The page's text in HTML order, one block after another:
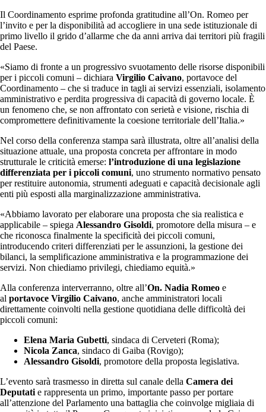
Il Coordinamento esprime profonda gratitudine all’On. Romeo per
l’invito e per la disponibilità ad accogliere in una sede istituzionale di
primo livello il grido d’allarme che da anni arriva dai territori più fragili
del Paese.
«Siamo di fronte a un progressivo svuotamento delle risorse disponibili
per i piccoli comuni – dichiara Virgilio Caivano, portavoce del
Coordinamento – che si traduce in tagli ai servizi essenziali, isolamento
amministrativo e perdita progressiva di capacità di governo locale. È
un fenomeno che, se non affrontato con serietà e visione, rischia di
compromettere definitivamente la coesione territoriale dell’Italia.»
Nel corso della conferenza stampa sarà illustrata, oltre all’analisi della
situazione attuale, una proposta concreta per affrontare in modo
strutturale le criticità emerse: l’introduzione di una legislazione
differenziata per i piccoli comuni, uno strumento normativo pensato
per restituire autonomia, strumenti adeguati e capacità decisionale agli
enti più esposti alla marginalizzazione amministrativa.
«Abbiamo lavorato per elaborare una proposta che sia realistica e
applicabile – spiega Alessandro Gisoldi, promotore della misura – e
che riconosca finalmente la specificità dei piccoli comuni,
introducendo criteri differenziati per le assunzioni, la gestione dei
bilanci, la semplificazione amministrativa e la programmazione dei
servizi. Non chiediamo privilegi, chiediamo equità.»
Alla conferenza interverranno, oltre all’On. Nadia Romeo e
al portavoce Virgilio Caivano, anche amministratori locali
direttamente coinvolti nella gestione quotidiana delle difficoltà dei
piccoli comuni:
Elena Maria Gubetti, sindaca di Cerveteri (Roma);
Nicola Zanca, sindaco di Gaiba (Rovigo);
Alessandro Gisoldi, promotore della proposta legislativa.
L’evento sarà trasmesso in diretta sul canale della Camera dei
Deputati e rappresenta un primo, importante passo per portare
all’attenzione del Parlamento una battaglia che coinvolge migliaia di